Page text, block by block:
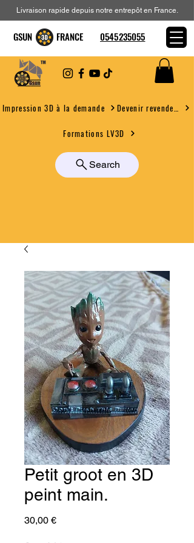
Impression 3D à la demande
Formations LV3D
Search
Livraison rapide depuis notre entrepôt en France.
GSUN FRANCE 0545235055
Petit groot en 3D
peint main.
30,00 €Prix